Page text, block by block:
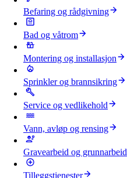
Befaring og rådgivning
Bad og våtrom
Montering og installasjon
Sprinkler og brannsikring
Service og vedlikehold
Vann, avløp og rensing
Gravearbeid og grunnarbeid
Tilleggstjenester